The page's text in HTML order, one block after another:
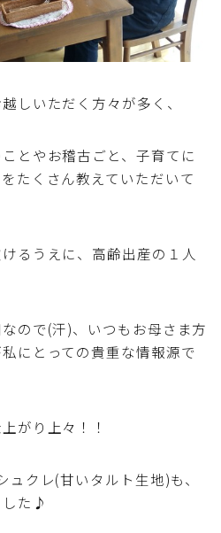
里芋・山芋)
おやつ
・食事パイ・ケークサレ・
めん・春雨など)
しいただく方々が多く、
とやお稽古ごと、子育てに
たくさん教えていただいて
るうえに、高齢出産の１人
ので(汗)、いつもお母さま方
にとっての貴重な情報源で
がり上々！！
クレ(甘いタルト生地)も、
した♪